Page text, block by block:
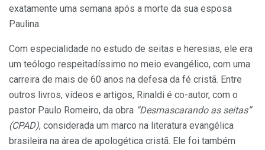
exatamente uma semana após a morte da sua esposa
Paulina.
Com especialidade no estudo de seitas e heresias, ele era
um teólogo respeitadíssimo no meio evangélico, com uma
carreira de mais de 60 anos na defesa da fé cristã. Entre
outros livros, vídeos e artigos, Rinaldi é co-autor, com o
pastor Paulo Romeiro, da obra “Desmascarando as seitas”
(CPAD), considerada um marco na literatura evangélica
brasileira na área de apologética cristã. Ele foi também